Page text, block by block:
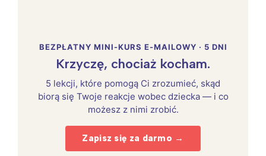
BEZPŁATNY MINI-KURS E-MAILOWY · 5 DNI
Krzyczę, chociaż kocham.
5 lekcji, które pomogą Ci zrozumieć, skąd
biorą się Twoje reakcje wobec dziecka — i co
możesz z nimi zrobić.
Zapisz się za darmo →